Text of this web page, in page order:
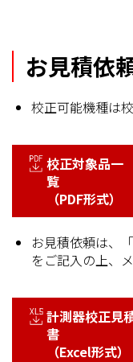
お見積依
校正可能機種は
校正対象品一
覧
（PDF形式）
お見積依頼は、
をご記入の上、
計測器校正見
書
（Excel形式）